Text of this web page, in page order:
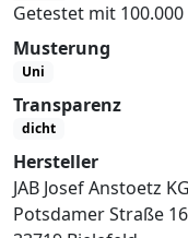
Getestet mit
Musterung
Uni
Transparenz
dicht
Hersteller
JAB Josef Anstoetz KG
Potsdamer Straße